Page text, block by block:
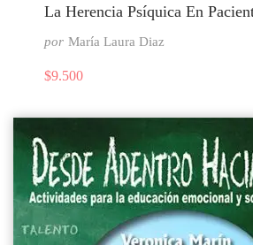
La Herencia Psíquica En
por María Laura Diaz
$9.500